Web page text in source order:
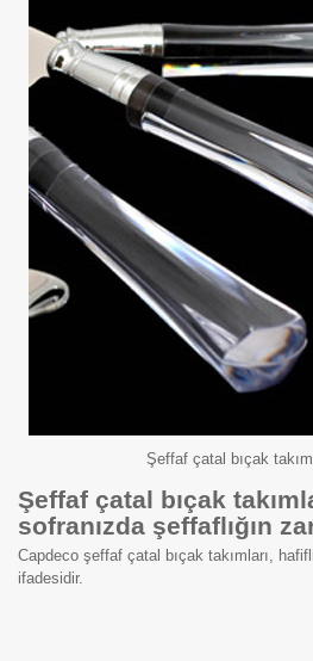
Şeffaf çatal bıçak
Şeffaf çatal bıçak
sofranızda şeffaflığın
Capdeco şeffaf çatal bıçak takımları,
ifadesidir.